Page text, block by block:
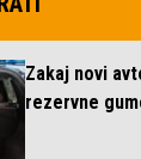
Zakaj novi
rezervne